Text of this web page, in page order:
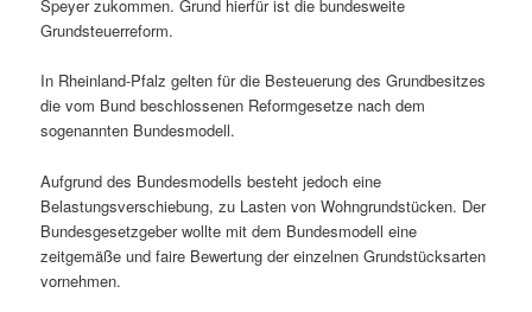
Speyer zukommen. Grund hierfür ist die bundesweite
Grundsteuerreform.
In Rheinland-Pfalz gelten für die Besteuerung des Grundbesitzes
die vom Bund beschlossenen Reformgesetze nach dem
sogenannten Bundesmodell.
Aufgrund des Bundesmodells besteht jedoch eine
Belastungsverschiebung, zu Lasten von Wohngrundstücken. Der
Bundesgesetzgeber wollte mit dem Bundesmodell eine
zeitgemäße und faire Bewertung der einzelnen Grundstücksarten
vornehmen.